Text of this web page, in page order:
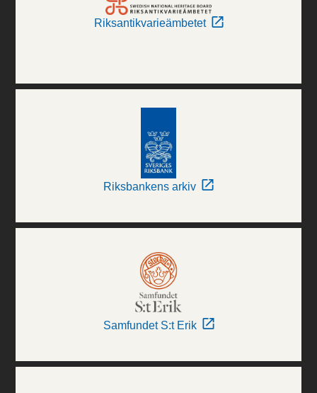
Riksantikvarieämbetet
Riksbankens arkiv
Samfundet S:t Erik